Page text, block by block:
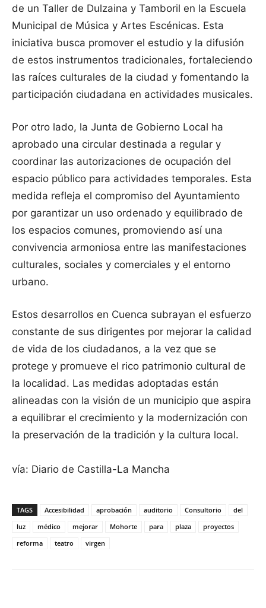
de un Taller de Dulzaina y Tamboril en la Escuela
Municipal de Música y Artes Escénicas. Esta
iniciativa busca promover el estudio y la difusión
de estos instrumentos tradicionales, fortaleciendo
las raíces culturales de la ciudad y fomentando la
participación ciudadana en actividades musicales.
Por otro lado, la Junta de Gobierno Local ha
aprobado una circular destinada a regular y
coordinar las autorizaciones de ocupación del
espacio público para actividades temporales. Esta
medida refleja el compromiso del Ayuntamiento
por garantizar un uso ordenado y equilibrado de
los espacios comunes, promoviendo así una
convivencia armoniosa entre las manifestaciones
culturales, sociales y comerciales y el entorno
urbano.
Estos desarrollos en Cuenca subrayan el esfuerzo
constante de sus dirigentes por mejorar la calidad
de vida de los ciudadanos, a la vez que se
protege y promueve el rico patrimonio cultural de
la localidad. Las medidas adoptadas están
alineadas con la visión de un municipio que aspira
a equilibrar el crecimiento y la modernización con
la preservación de la tradición y la cultura local.
vía: Diario de Castilla-La Mancha
TAGS Accesibilidad aprobación auditorio Consultorio
del
luz
médico mejorar Mohorte para plaza
proyectos
reforma
teatro virgen